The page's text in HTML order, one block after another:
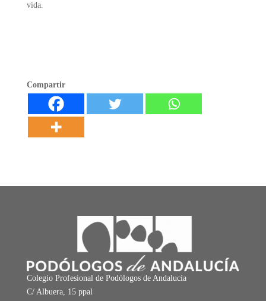
vida.
Compartir
Colegio Profesional de Podólogos de Andalucía
C/ Albuera, 15 ppal